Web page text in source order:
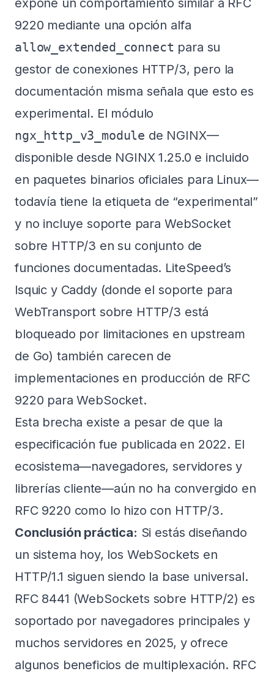
expone un comportamiento similar a RFC
9220 mediante una opción alfa
allow_extended_connect para su
gestor de conexiones HTTP/3, pero la
documentación misma señala que esto es
experimental. El módulo
ngx_http_v3_module de NGINX—
disponible desde NGINX 1.25.0 e incluido
en paquetes binarios oficiales para Linux—
todavía tiene la etiqueta de “experimental”
y no incluye soporte para WebSocket
sobre HTTP/3 en su conjunto de
funciones documentadas. LiteSpeed’s
lsquic y Caddy (donde el soporte para
WebTransport sobre HTTP/3 está
bloqueado por limitaciones en upstream
de Go) también carecen de
implementaciones en producción de RFC
9220 para WebSocket.
Esta brecha existe a pesar de que la
especificación fue publicada en 2022. El
ecosistema—navegadores, servidores y
librerías cliente—aún no ha convergido en
RFC 9220 como lo hizo con HTTP/3.
Conclusión práctica: Si estás diseñando
un sistema hoy, los WebSockets en
HTTP/1.1 siguen siendo la base universal.
RFC 8441 (WebSockets sobre HTTP/2) es
soportado por navegadores principales y
muchos servidores en 2025, y ofrece
algunos beneficios de multiplexación. RFC